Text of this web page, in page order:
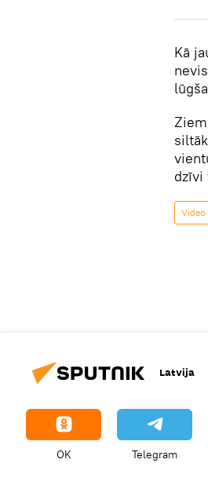
Kā
dzīvi
Video
Latvija
OK Telegram